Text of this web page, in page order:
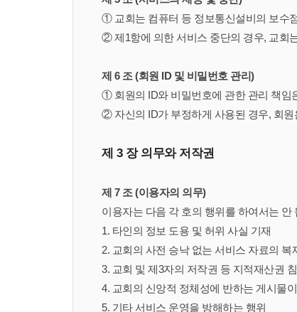
① 교회는 컴퓨터 등 정보통신설비의 보수
② 제1항에 의한 서비스 중단의 경우, 교회
제 6 조 (회원 ID 및 비밀번호 관리)
① 회원의 ID와 비밀번호에 관한 관리 책임
② 자신의 ID가 부정하게 사용된 경우, 회
제 3 장 의무와 저작권
제 7 조 (이용자의 의무)
이용자는 다음 각 호의 행위를 하여서는 안
1. 타인의 정보 도용 및 허위 사실 기재
2. 교회의 사전 승낙 없는 서비스 자료의 복
3. 교회 및 제3자의 저작권 등 지적재산권
4. 교회의 신앙적 정체성에 반하는 게시물
5. 기타 서비스 운영을 방해하는 행위